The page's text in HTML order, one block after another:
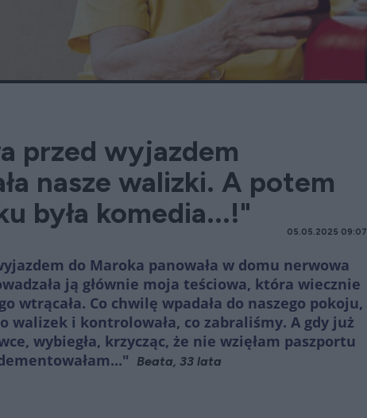
przed wyjazdem
nasze walizki. A potem
była komedia...!"
05.05.2025 09:07
do Maroka panowała w domu nerwowa
ją głównie moja teściowa, która wiecznie
wtrącała. Co chwilę wpadała do naszego pokoju,
walizek i kontrolowała, co zabraliśmy. A gdy już
wybiegła, krzycząc, że nie wzięłam paszportu
Beata, 33 lata